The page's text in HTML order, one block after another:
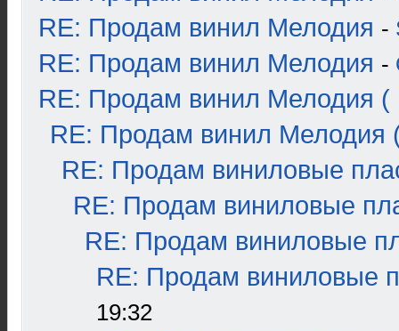
RE: Продам винил Мелодия -
RE: Продам винил Мелодия -
RE: Продам винил Мелодия (
RE: Продам винил Мелодия
RE: Продам виниловые
RE: Продам виниловые
RE: Продам виниловые
RE: Продам виниловые
19:32